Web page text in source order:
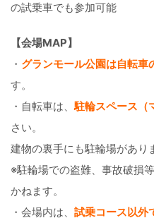
の試乗車でも参加可能
【会場MAP】
・ グランモール公園は自転車
す。
・自転車は、駐輪スペース（
さい。
建物の裏手にも駐輪場があり
※駐輪場での盗難、事故破損
かねます。
・会場内は、 試乗コース以外